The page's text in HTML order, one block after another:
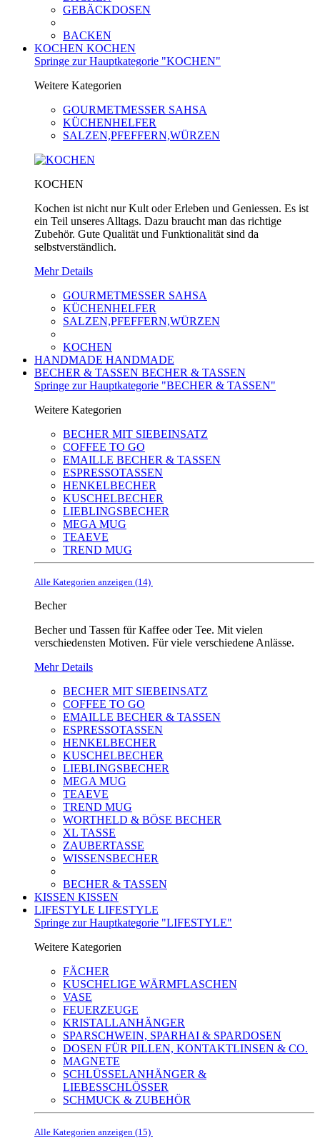
GEBÄCKDOSEN
BACKEN
KOCHEN KOCHEN
Springe zur Hauptkategorie "KOCHEN"
Weitere Kategorien
GOURMETMESSER SAHSA
KÜCHENHELFER
SALZEN,PFEFFERN,WÜRZEN
KOCHEN
Kochen ist nicht nur Kult oder Erleben und Geniessen. Es ist
ein Teil unseres Alltags. Dazu braucht man das richtige
Zubehör. Gute Qualität und Funktionalität sind da
selbstverständlich.
Mehr Details
GOURMETMESSER SAHSA
KÜCHENHELFER
SALZEN,PFEFFERN,WÜRZEN
KOCHEN
HANDMADE HANDMADE
BECHER & TASSEN BECHER & TASSEN
Springe zur Hauptkategorie "BECHER & TASSEN"
Weitere Kategorien
BECHER MIT SIEBEINSATZ
COFFEE TO GO
EMAILLE BECHER & TASSEN
ESPRESSOTASSEN
HENKELBECHER
KUSCHELBECHER
LIEBLINGSBECHER
MEGA MUG
TEAEVE
TREND MUG
Alle Kategorien anzeigen (14)
Becher
Becher und Tassen für Kaffee oder Tee. Mit vielen
verschiedensten Motiven. Für viele verschiedene Anlässe.
Mehr Details
BECHER MIT SIEBEINSATZ
COFFEE TO GO
EMAILLE BECHER & TASSEN
ESPRESSOTASSEN
HENKELBECHER
KUSCHELBECHER
LIEBLINGSBECHER
MEGA MUG
TEAEVE
TREND MUG
WORTHELD & BÖSE BECHER
XL TASSE
ZAUBERTASSE
WISSENSBECHER
BECHER & TASSEN
KISSEN KISSEN
LIFESTYLE LIFESTYLE
Springe zur Hauptkategorie "LIFESTYLE"
Weitere Kategorien
FÄCHER
KUSCHELIGE WÄRMFLASCHEN
VASE
FEUERZEUGE
KRISTALLANHÄNGER
SPARSCHWEIN, SPARHAI & SPARDOSEN
DOSEN FÜR PILLEN, KONTAKTLINSEN & CO.
MAGNETE
SCHLÜSSELANHÄNGER &
LIEBESSCHLÖSSER
SCHMUCK & ZUBEHÖR
Alle Kategorien anzeigen (15)